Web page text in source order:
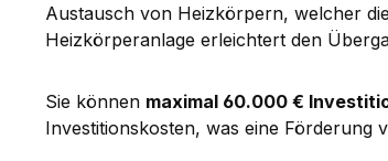
Austausch von Heizkörpern, welcher
Heizkörperanlage erleichtert den
Sie können maximal 60.000 €
Investitionskosten, was eine Förderung